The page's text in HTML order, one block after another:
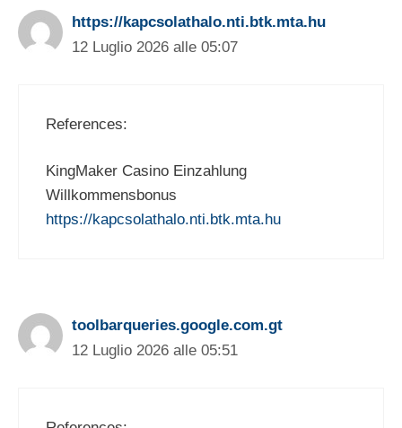
https://kapcsolathalo.nti.btk.mta.hu
12 Luglio 2026 alle 05:07
References:
KingMaker Casino Einzahlung
Willkommensbonus
https://kapcsolathalo.nti.btk.mta.hu
toolbarqueries.google.com.gt
12 Luglio 2026 alle 05:51